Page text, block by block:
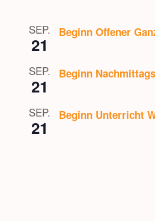
SEP.
21
Beginn Offener
SEP.
21
Beginn
SEP.
21
Beginn Unterricht